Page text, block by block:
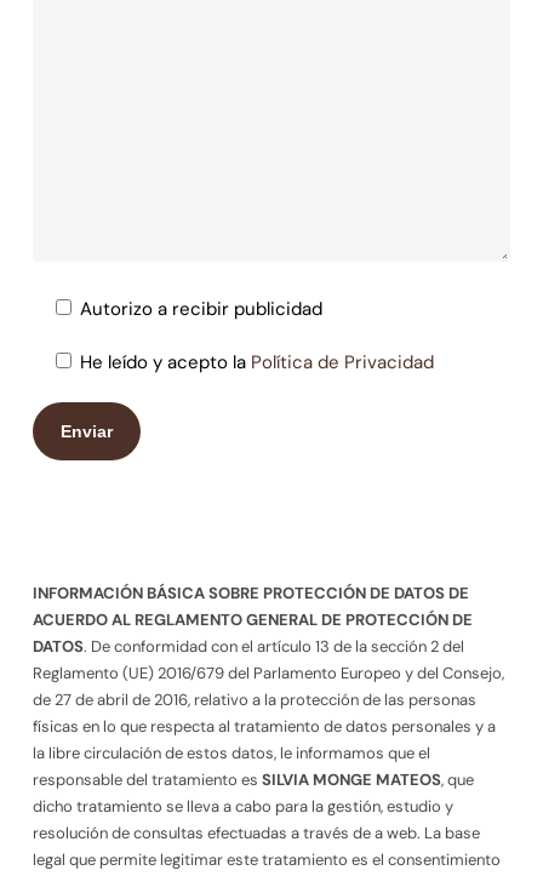
Autorizo a recibir publicidad
He leído y acepto la Política de Privacidad
INFORMACIÓN BÁSICA SOBRE PROTECCIÓN DE DATOS DE
ACUERDO AL REGLAMENTO GENERAL DE PROTECCIÓN DE
DATOS. De conformidad con el artículo 13 de la sección 2 del
Reglamento (UE) 2016/679 del Parlamento Europeo y del Consejo,
de 27 de abril de 2016, relativo a la protección de las personas
físicas en lo que respecta al tratamiento de datos personales y a
la libre circulación de estos datos, le informamos que el
responsable del tratamiento es SILVIA MONGE MATEOS, que
dicho tratamiento se lleva a cabo para la gestión, estudio y
resolución de consultas efectuadas a través de a web. La base
legal que permite legitimar este tratamiento es el consentimiento